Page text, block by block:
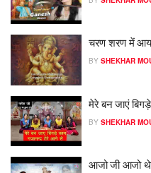
चरण शरण में
BY SHEKHAR
मेरे बन जाएं
BY SHEKHAR
आजो जी आजो थे